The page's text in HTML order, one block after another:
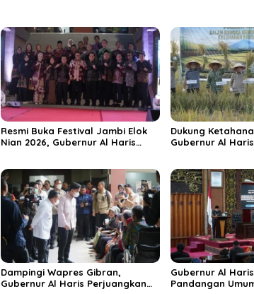
Resmi Buka Festival Jambi Elok
Nian 2026, Gubernur Al Haris
Unggulan
Dukung
Gubernur Al
Dampingi Wapres Gibran,
Gubernur Al Haris Perjuangkan
Gubernur Al
Pandangan